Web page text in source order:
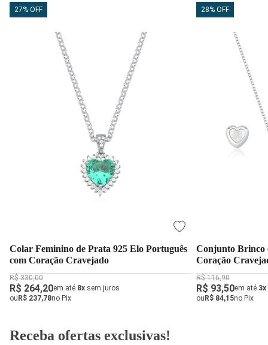
27% OFF
Colar Feminino de Prata 925 Elo Português
com Coração Cravejado
R$ 330,00
R$ 264,20em até 8x sem juros
ouR$ 237,78no Pix
28% OFF
Conjunto Brinco
Coração
R$ 116,90
R$ 93,50em até 3x
ouR$ 84,15no Pix
Receba ofertas exclusivas!